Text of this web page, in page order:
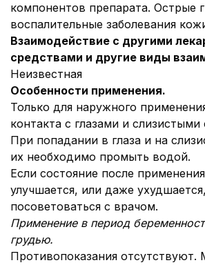
компонентов препарата. Острые
воспалительные заболевания
Взаимодействие с другими
средствами и другие виды
Неизвестная
Особенности применения.
Только для наружного
контакта с глазами и слизистыми
При попадании в глаза и на
их необходимо промыть водой.
Если состояние после
улучшается, или даже
посоветоваться с врачом.
Применение в период
грудью.
Противопоказания